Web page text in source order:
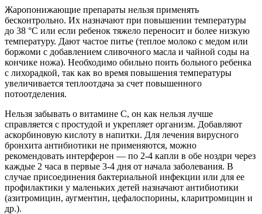
Жаропонижающие препараты нельзя применять
бесконтрольно. Их назначают при повышении температуры
до 38 °С или если ребенок тяжело переносит и более низкую
температуру. Дают частое питье (теплое молоко с медом или
боржоми с добавлением сливочного масла и чайной соды на
кончике ножа). Необходимо обильно поить больного ребенка
с лихорадкой, так как во время повышения температуры
увеличивается теплоотдача за счет повышенного
потоотделения.
Нельзя забывать о витамине С, он как нельзя лучше
справляется с простудой и укрепляет организм. Добавляют
аскорбиновую кислоту в напитки. Для лечения вирусного
бронхита антибиотики не применяются, можно
рекомендовать интерферон — по 2-4 капли в обе ноздри через
каждые 2 часа в первые 3-4 дня от начала заболевания. В
случае присоединения бактериальной инфекции или для ее
профилактики у маленьких детей назначают антибиотики
(азитромицин, аугментин, цефалоспорины, кларитромицин и
др.).